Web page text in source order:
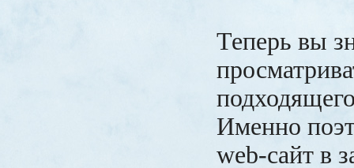
Теперь вы
Именно
web-сайт в